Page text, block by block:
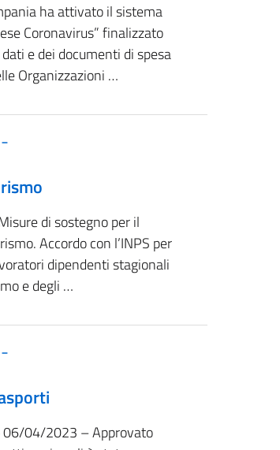
ha attivato il sistema
Coronavirus” finalizzato
e dei documenti di spesa
Organizzazioni …
di sostegno per il
Accordo con l’INPS per
dipendenti stagionali
e degli …
06/04/2023 – Approvato